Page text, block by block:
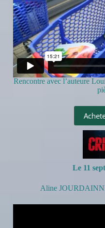
Rencontre avec l’auteure
Le 11
Aline